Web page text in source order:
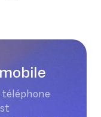
téléphone